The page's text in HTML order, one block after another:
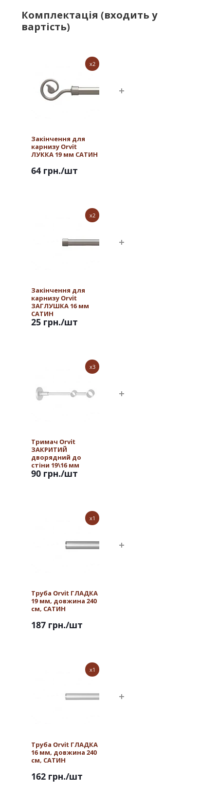
Комплектація (входить у
вартість)
x2
Закінчення для
карнизу Orvit
ЛУККА 19 мм САТИН
64 грн./шт
x2
Закінчення для
карнизу Orvit
ЗАГЛУШКА 16 мм
САТИН
25 грн./шт
x3
Тримач Orvit
ЗАКРИТИЙ
дворядний до
стіни 19\16 мм
САТИН
90 грн./шт
x1
Труба Orvit ГЛАДКА
19 мм, довжина 240
см, САТИН
187 грн./шт
x1
Труба Orvit ГЛАДКА
16 мм, довжина 240
см, САТИН
162 грн./шт